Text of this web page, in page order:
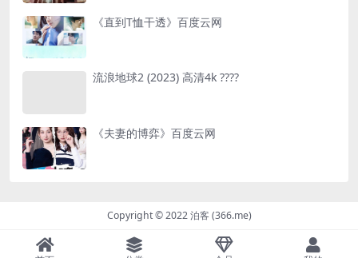
《直到T恤干透》百度云网
流浪地球2 (2023) 高清4k ????
《夫妻的博弈》百度云网
Copyright © 2022 泊客 (366.me)